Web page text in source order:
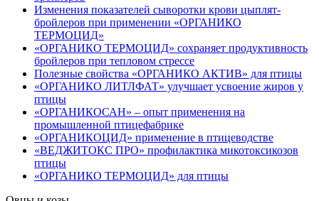
Изменения показателей сыворотки крови цыплят-
бройлеров при применении «ОРГАНИКО
ТЕРМОЦИД»
«ОРГАНИКО ТЕРМОЦИД» сохраняет продуктивность
бройлеров при тепловом стрессе
Полезные свойства «ОРГАНИКО АКТИВ» для птицы
«ОРГАНИКО ЛИТЛФАТ» улучшает усвоение жиров у
птицы
«ОРГАНИКОСАН» – опыт применения на
промышленной птицефабрике
«ОРГАНИКОЦИД» применение в птицеводстве
«ВЕДЖИТОКС ПРО» профилактика микотоксикозов
птицы
«ОРГАНИКО ТЕРМОЦИД» для птицы